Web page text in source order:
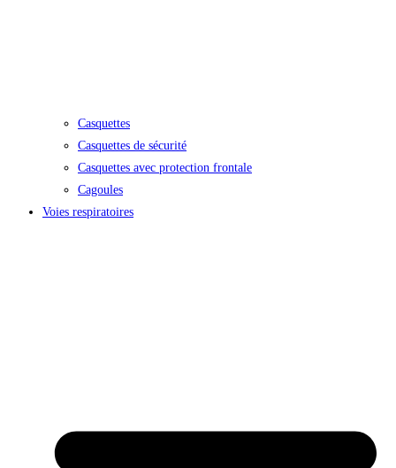
Casquettes
Casquettes de sécurité
Casquettes avec protection frontale
Cagoules
Voies respiratoires